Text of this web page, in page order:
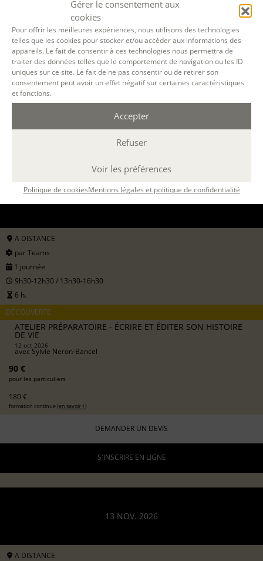
Gérer le consentement aux
cookies
Pour offrir les meilleures expériences, nous utilisons des technologies
telles que les cookies pour stocker et/ou accéder aux informations des
appareils. Le fait de consentir à ces technologies nous permettra de
traiter des données telles que le comportement de navigation ou les ID
uniques sur ce site. Le fait de ne pas consentir ou de retirer son
consentement peut avoir un effet négatif sur certaines caractéristiques
et fonctions.
Accepter
Refuser
Voir les préférences
Politique de cookiesMentions légales et politique de confidentialité
A DISTANCE
par Teams
1 journée
9h30-12h30 / 13h30-16h30
6 h.
DÉCOUVERTE
ATELIER PRÉPARATOIRE - ÉCRIRE ET ÉDITER SON HISTOIRE
DE VIE
12 oct 2026
avec Sylvie Neron-Bancel
90 €
pour les particuliers
180 €
formation continue (en savoir +)
DEMANDER UN DEVIS
S'INSCRIRE EN LIGNE
13 NOV. 2026
A DISTANCE